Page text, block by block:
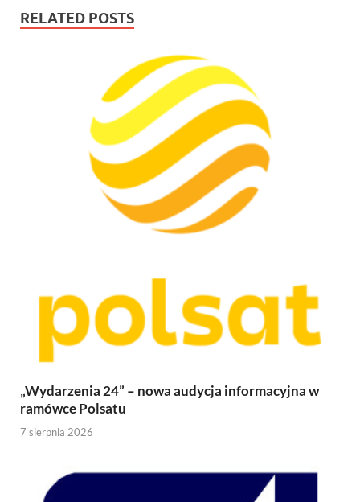
RELATED POSTS
„Wydarzenia 24” – nowa audycja informacyjna w
ramówce Polsatu
7 sierpnia 2026